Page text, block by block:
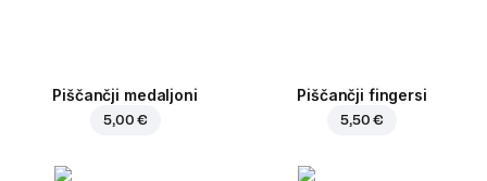
Piščančji medaljoni
5,00 €
Piščančji fingersi
5,50 €